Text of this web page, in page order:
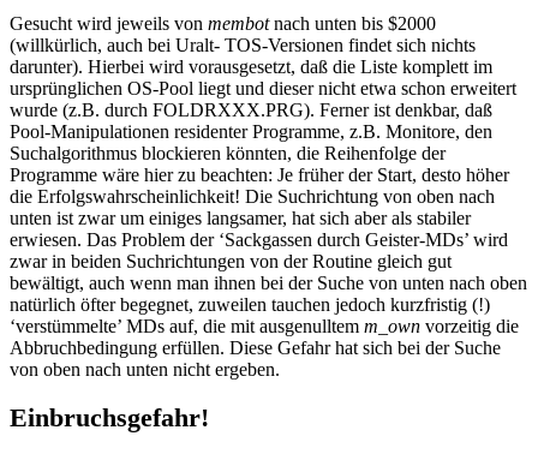
Gesucht wird jeweils von membotnach unten bis $2000
(willkürlich, auch bei Uralt- TOS-Versionen findet sich nichts
darunter). Hierbei wird vorausgesetzt, daß die Liste komplett im
ursprünglichen OS-Pool liegt und dieser nicht etwa schon erweitert
wurde (z.B. durch FOLDRXXX.PRG). Ferner ist denkbar, daß
Pool-Manipulationen residenter Programme, z.B. Monitore, den
Suchalgorithmus blockieren könnten, die Reihenfolge der
Programme wäre hier zu beachten: Je früher der Start, desto höher
die Erfolgswahrscheinlichkeit! Die Suchrichtung von oben nach
unten ist zwar um einiges langsamer, hat sich aber als stabiler
erwiesen. Das Problem der ‘Sackgassen durch Geister-MDs’ wird
zwar in beiden Suchrichtungen von der Routine gleich gut
bewältigt, auch wenn man ihnen bei der Suche von unten nach oben
natürlich öfter begegnet, zuweilen tauchen jedoch kurzfristig (!)
‘verstümmelte’ MDs auf, die mit ausgenulltem m_own vorzeitig die
Abbruchbedingung erfüllen. Diese Gefahr hat sich bei der Suche
von oben nach unten nicht ergeben.
Einbruchsgefahr!